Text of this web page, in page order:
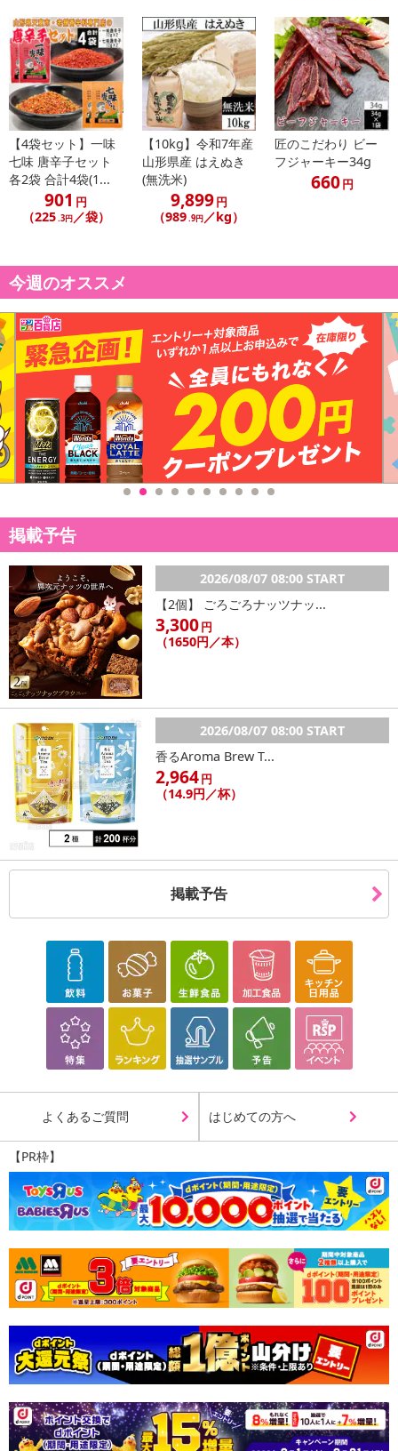
こちらの情報は2026年07月09日 時点での情報となります。
【4袋セット】一味
七味 唐辛子セット
各2袋 合計4袋(1...
901 円
（225.3円／袋）
【10kg】令和7年産
山形県産 はえぬき
(無洗米)
9,899円
（989.9円／kg）
匠のこだわり ビー
フジャーキー34g
660円
今週のオススメ
掲載予告
2026/08/07 08:00 START
【2個】 ごろごろナッツナッ...
3,300円
（1650円／本）
2026/08/07 08:00 START
香るAroma Brew T...
2,964円
（14.9円／杯）
掲載予告
よくあるご質問 はじめての方へ
【PR枠】